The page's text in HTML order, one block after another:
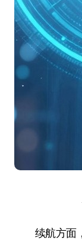
续航方面，